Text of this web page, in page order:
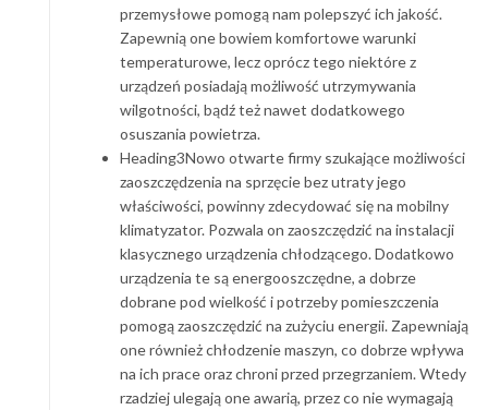
przemysłowe pomogą nam polepszyć ich jakość.
Zapewnią one bowiem komfortowe warunki
temperaturowe, lecz oprócz tego niektóre z
urządzeń posiadają możliwość utrzymywania
wilgotności, bądź też nawet dodatkowego
osuszania powietrza.
Heading3Nowo otwarte firmy szukające możliwości
zaoszczędzenia na sprzęcie bez utraty jego
właściwości, powinny zdecydować się na mobilny
klimatyzator. Pozwala on zaoszczędzić na instalacji
klasycznego urządzenia chłodzącego. Dodatkowo
urządzenia te są energooszczędne, a dobrze
dobrane pod wielkość i potrzeby pomieszczenia
pomogą zaoszczędzić na zużyciu energii. Zapewniają
one również chłodzenie maszyn, co dobrze wpływa
na ich prace oraz chroni przed przegrzaniem. Wtedy
rzadziej ulegają one awarią, przez co nie wymagają